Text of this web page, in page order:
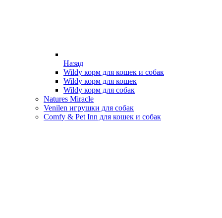
Назад
Wildy корм для кошек и собак
Wildy корм для кошек
Wildy корм для собак
Natures Miracle
Venilen игрушки для собак
Comfy & Pet Inn для кошек и собак